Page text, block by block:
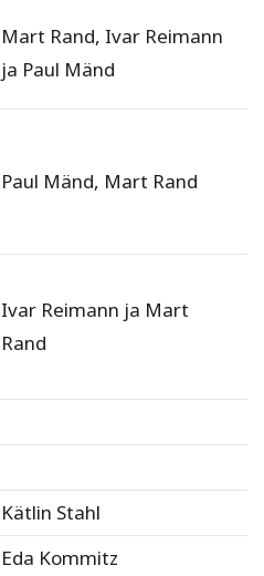
Mart Rand, Ivar Reimann
ja Paul Mänd
Paul Mänd, Mart Rand
Ivar Reimann ja Mart
Rand
Kätlin Stahl
Eda Kommitz